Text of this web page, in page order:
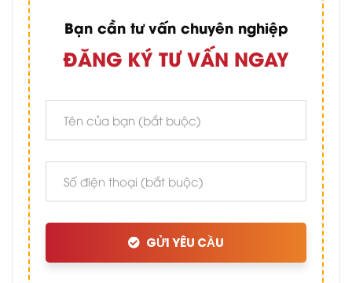
Bạn cần tư vấn chuyên nghiệp
ĐĂNG KÝ TƯ VẤN NGAY
GỬI YÊU CẦU